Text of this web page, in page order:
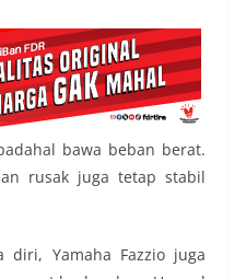
bawa beban berat.
rusak juga tetap stabil
diri, Yamaha Fazzio juga